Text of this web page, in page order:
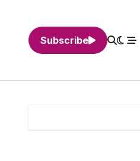
Subscribe